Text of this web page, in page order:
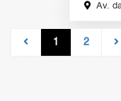
Av.
1 2